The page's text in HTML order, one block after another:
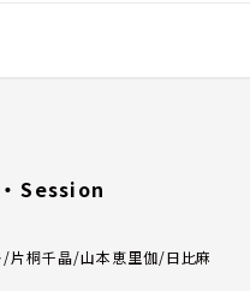
Session
/片桐千晶/山本恵里伽/日比麻